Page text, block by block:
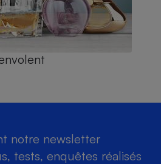
notre newsletter
tests, enquêtes réalisés